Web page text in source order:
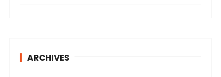
ARCHIVES